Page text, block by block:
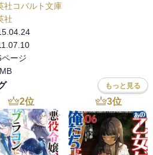
になります。エルレインとの婚約が
アレクセイにヤキモキしたリオが、
ど、それに対するアレクセイの返答
思うのですけど、決死の覚悟で告白
ゃんと答えて欲しいって思うかも。
いですし。
守りの娘」とあるからには・・・と
のエルレインの母、レリが魔王エル
が分かって、母との再会を果たしま
社コバルト文庫
社
ページ
もっと見る
2位 3位